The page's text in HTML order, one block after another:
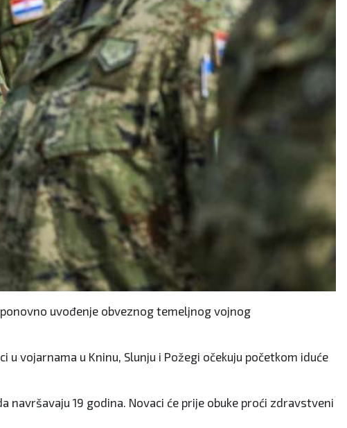
uvođenje obveznog temeljnog vojnog
vojarnama u Kninu, Slunju i Požegi očekuju početkom iduće
navršavaju 19 godina. Novaci će prije obuke proći zdravstveni